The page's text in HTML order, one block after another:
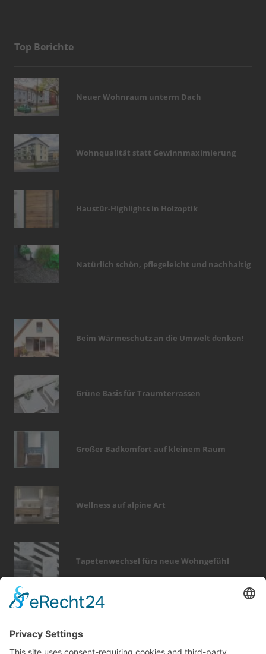
Top Berichte
Neuer Wohnraum unterm Dach
Wohnqualität statt Gewinnmaximierung
Haustür-Highlights in Holzoptik
Natürlich schön, pflegeleicht und nachhaltig
Beim Wärmeschutz an die Umwelt denken!
Grüne Basis für Traumterrassen
Großer Badkomfort auf kleinem Raum
Wellness auf alpine Art
Tapetenwechsel fürs neue Wohngefühl